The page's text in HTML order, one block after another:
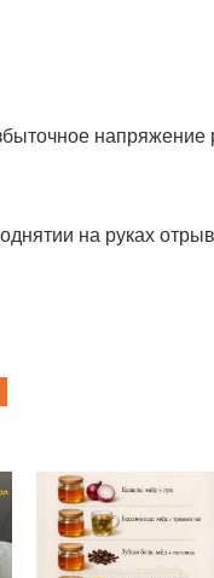
напряжение
на руках